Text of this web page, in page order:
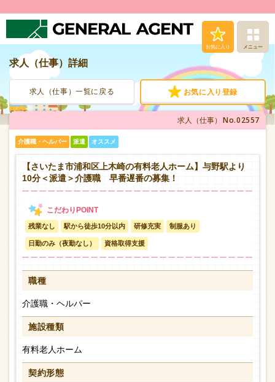
お気に入り メニュー
人材派遣サービス
転職支援サービス
登録から就業まで
お問い合わせ
求人（仕事）詳細
求人（仕事）一覧に戻る お気に入り登録
求人（仕事） No.02557
介護職・ヘルパー 派遣 オススメ
【さいたま市浦和区上木崎の有料老人ホーム】与野駅より
10分＜派遣＞介護職 早番遅番の募集！
残業なし 駅から徒歩10分以内 研修充実 制服あり
日勤のみ（夜勤なし） 資格取得支援
職種
介護職・ヘルパー
施設種類
有料老人ホーム
契約形態